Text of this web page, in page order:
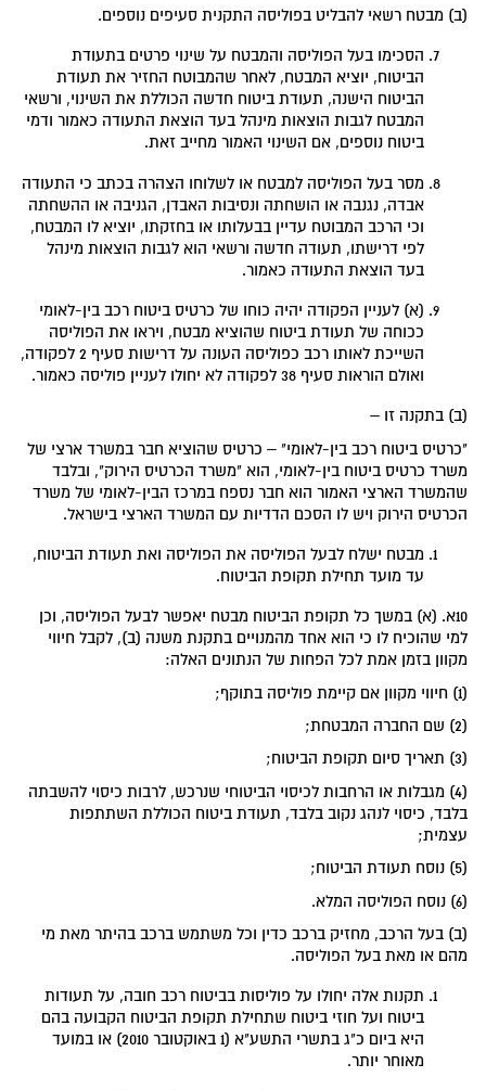
(ב) מבטח רשאי להבליט בפוליסה התקנית סעיפים נוספים.
הסכימו בעל הפוליסה והמבטח על שינוי פרטים בתעודת
הביטוח, יוציא המבטח, לאחר שהמבוטח החזיר את תעודת
הביטוח הישנה, תעודת ביטוח חדשה הכוללת את השינוי, ורשאי
המבטח לגבות הוצאות מינהל בעד הוצאת התעודה כאמור ודמי
ביטוח נוספים, אם השינוי האמור מחייב זאת.
מסר בעל הפוליסה למבטח או לשלוחו הצהרה בכתב כי התעודה
אבדה, נגנבה או הושחתה ונסיבות האבדן, הגניבה או ההשחתה
וכי הרכב המבוטח עדיין בבעלותו או בחזקתו, יוציא לו המבטח,
לפי דרישתו, תעודה חדשה ורשאי הוא לגבות הוצאות מינהל
בעד הוצאת התעודה כאמור.
(א) לעניין הפקודה יהיה כוחו של כרטיס ביטוח רכב בין-לאומי
ככוחה של תעודת ביטוח שהוציא מבטח, ויראו את הפוליסה
השייכת לאותו רכב כפוליסה העונה על דרישות סעיף 2 לפקודה,
ואולם הוראות סעיף 38 לפקודה לא יחולו לעניין פוליסה כאמור.
(ב) בתקנה זו –
"כרטיס ביטוח רכב בין-לאומי" – כרטיס שהוציא חבר במשרד ארצי של
משרד כרטיס ביטוח בין-לאומי, הוא "משרד הכרטיס הירוק", ובלבד
שהמשרד הארצי האמור הוא חבר נספח במרכז הבין-לאומי של משרד
הכרטיס הירוק ויש לו הסכם הדדיות עם המשרד הארצי בישראל.
מבטח ישלח לבעל הפוליסה את הפוליסה ואת תעודת הביטוח,
עד מועד תחילת תקופת הביטוח.
10א. (א) במשך כל תקופת הביטוח מבטח יאפשר לבעל הפוליסה, וכן
למי שהוכיח לו כי הוא אחד מהמנויים בתקנת משנה (ב), לקבל חיווי
מקוון בזמן אמת לכל הפחות של הנתונים האלה:
(1) חיווי מקוון אם קיימת פוליסה בתוקף;
(2) שם החברה המבטחת;
(3) תאריך סיום תקופת הביטוח;
(4) מגבלות או הרחבות לכיסוי הביטוחי שנרכש, לרבות כיסוי להשבתה
בלבד, כיסוי לנהג נקוב בלבד, תעודת ביטוח הכוללת השתתפות
עצמית;
(5) נוסח תעודת הביטוח;
(6) נוסח הפוליסה המלא.
(ב) בעל הרכב, מחזיק ברכב כדין וכל משתמש ברכב בהיתר מאת מי
מהם או מאת בעל הפוליסה.
תקנות אלה יחולו על פוליסות בביטוח רכב חובה, על תעודות
ביטוח ועל חוזי ביטוח שתחילת תקופת הביטוח הקבועה בהם
היא ביום כ"ג בתשרי התשע"א (1 באוקטובר 2010) או במועד
מאוחר יותר.